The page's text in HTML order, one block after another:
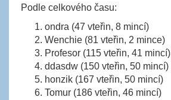
Podle celkového času:
ondra (47 vteřin, 8 mincí)
Wenchie (81 vteřin, 2 mince)
Profesor (115 vteřin, 41 mincí)
ddasdw (150 vteřin, 50 mincí)
honzik (167 vteřin, 50 mincí)
Tomur (186 vteřin, 46 mincí)